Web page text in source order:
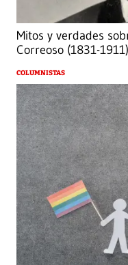
Mitos y verdades
Correoso (1831-
COLUMNISTAS